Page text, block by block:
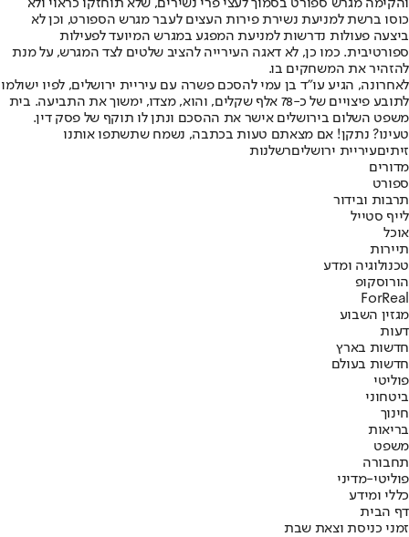
והקימה מגרש ספורט בסמוך לעצי פרי נשירים, שלא תוחזקו כראוי ולא
כוסו ברשת למניעת נשירת פירות העצים לעבר מגרש הספורט, וכן לא
ביצעה פעולות נדרשות למניעת המפגע במגרש המיועד לפעילות
ספורטיבית. כמו כן, לא דאגה העירייה להציב שלטים לצד המגרש, על מנת
להזהיר את המשחקים בו.
לאחרונה, הגיע עו"ד בן עמי להסכם פשרה עם עיריית ירושלים, לפיו ישולמו
לתובע פיצויים של כ-78 אלף שקלים, והוא, מצדו, ימשוך את התביעה. בית
משפט השלום בירושלים אישר את ההסכם ונתן לו תוקף של פסק דין.
טעינו? נתקן! אם מצאתם טעות בכתבה, נשמח שתשתפו אותנו
זיתיםעיריית ירושליםרשלנות
מדורים
ספורט
תרבות ובידור
לייף סטייל
אוכל
תיירות
טכנולוגיה ומדע
הורוסקופ
ForReal
מגזין השבוע
דעות
חדשות בארץ
חדשות בעולם
פוליטי
ביטחוני
חינוך
בריאות
משפט
תחבורה
פוליטי-מדיני
כללי ומידע
דף הבית
זמני כניסת וצאת שבת